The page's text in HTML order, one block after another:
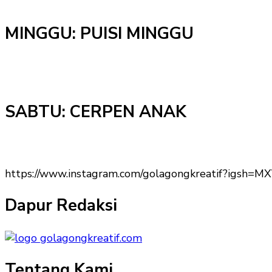
MINGGU: PUISI MINGGU
SABTU: CERPEN ANAK
https://www.instagram.com/
Dapur Redaksi